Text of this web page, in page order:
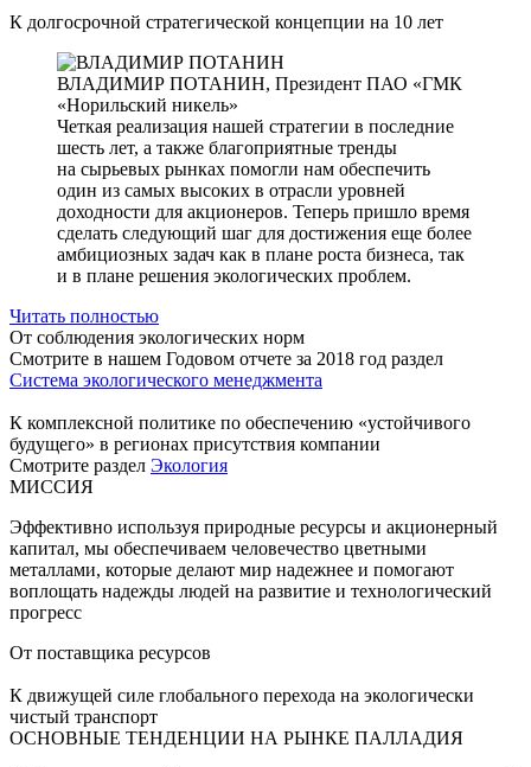
К долгосрочной стратегической концепции на 10 лет
ВЛАДИМИР ПОТАНИН, Президент ПАО «ГМК
«Норильский никель»
Четкая реализация нашей стратегии в последние
шесть лет, а также благоприятные тренды
на сырьевых рынках помогли нам обеспечить
один из самых высоких в отрасли уровней
доходности для акционеров. Теперь пришло время
сделать следующий шаг для достижения еще более
амбициозных задач как в плане роста бизнеса, так
и в плане решения экологических проблем.
Читать полностью
От соблюдения экологических норм
Смотрите в нашем Годовом отчете за 2018 год раздел
Система экологического менеджмента
К комплексной политике по обеспечению «устойчивого
будущего» в регионах присутствия компании
Смотрите раздел Экология
МИССИЯ
Эффективно используя природные ресурсы и акционерный
капитал, мы обеспечиваем человечество цветными
металлами, которые делают мир надежнее и помогают
воплощать надежды людей на развитие и технологический
прогресс
От поставщика ресурсов
К движущей силе глобального перехода на экологически
чистый транспорт
ОСНОВНЫЕ ТЕНДЕНЦИИ НА РЫНКЕ ПАЛЛАДИЯ